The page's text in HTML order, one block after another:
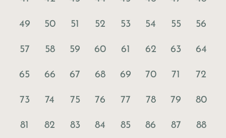
49 50 51 52 53 54 55 56
57 58 59 60 61 62 63 64
65 66 67 68 69 70 71 72
73 74 75 76 77 78 79 80
81 82 83 84 85 86 87 88